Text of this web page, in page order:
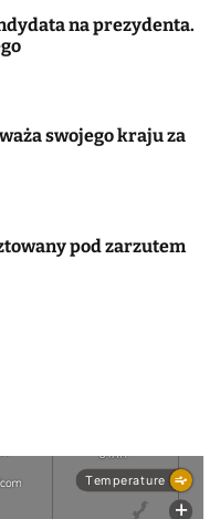
na prezydenta.
swojego kraju za
pod zarzutem